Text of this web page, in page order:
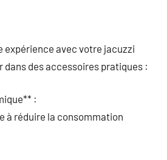
expérience avec votre jacuzzi
dans des accessoires pratiques :
:
à réduire la consommation